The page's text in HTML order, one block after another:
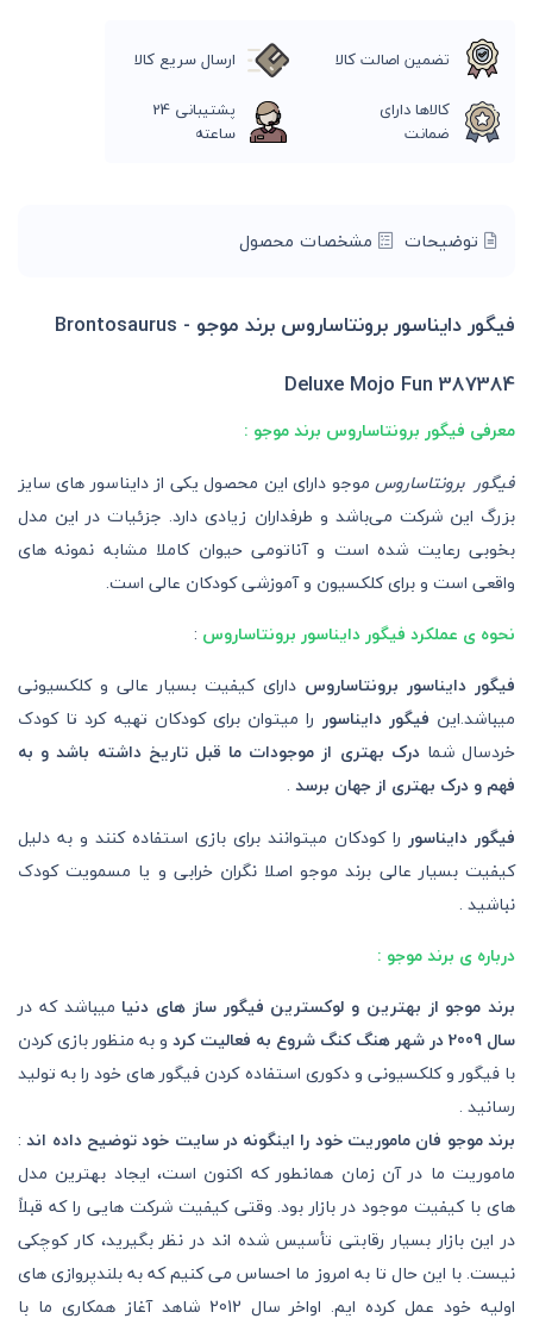
تضمین اصالت کالا
ارسال سریع کالا
کالاها دارای
ضمانت
پشتیبانی 24
ساعته
توضیحات مشخصات محصول
فیگور دایناسور برونتاساروس برند موجو - Brontosaurus
Deluxe Mojo Fun 387384
معرفی فیگور برونتاساروس برند موجو :
فیگور برونتاساروسموجو دارای این محصول یکی از دایناسور های سایز
بزرگ این شرکت می‌باشد و طرفداران زیادی دارد. جزئیات در این مدل
بخوبی رعایت شده است و آناتومی حیوان کاملا مشابه نمونه های
واقعی است و برای کلکسیون و آموزشی کودکان عالی است.
نحوه ی عملکرد فیگور دایناسور برونتاساروس :
فیگور دایناسور برونتاساروس دارای کیفیت بسیار عالی و کلکسیونی
میباشد.این فیگور دایناسور را میتوان برای کودکان تهیه کرد تا کودک
خردسال شمادرک بهتری از موجودات ما قبل تاریخ داشته باشد و به
فهم و درک بهتری از جهان برسد .
فیگور دایناسور را کودکان میتوانند برای بازی استفاده کنند و به دلیل
کیفیت بسیار عالی برند موجو اصلا نگران خرابی و یا مسمویت کودک
نباشید .
درباره ی برند موجو :
برند موجو از بهترین و لوکسترین فیگور ساز های دنیا میباشد که در
سال 2009 در شهر هنگ کنگ شروع به فعالیت کرد
و به منظور بازی کردن
با فیگور و کلکسیونی و دکوری استفاده کردن فیگور های خود را به تولید
رسانید .
برند موجو فان ماموریت خود را اینگونه در سایت خود توضیح داده اند :
ماموریت ما در آن زمان همانطور که اکنون است، ایجاد بهترین مدل
های با کیفیت موجود در بازار بود. وقتی کیفیت شرکت هایی را که قبلاً
در این بازار بسیار رقابتی تأسیس شده اند در نظر بگیرید، کار کوچکی
نیست. با این حال تا به امروز ما احساس می کنیم که به بلندپروازی های
اولیه خود عمل کرده ایم. اواخر سال 2012 شاهد آغاز همکاری ما با